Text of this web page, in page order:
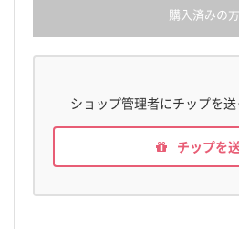
購入済みの方
ショップ管理者にチップを送
チップを